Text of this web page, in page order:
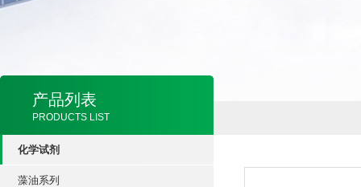
产品列表
PRODUCTS LIST
化学试剂
藻油系列